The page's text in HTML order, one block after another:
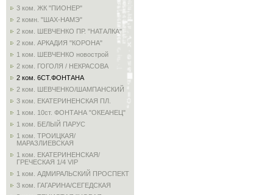
3 ком. ЖК "ПИОНЕР"
2 комн. "ШАХ-НАМЭ"
2 ком. ШЕВЧЕНКО ПР. "НАТАЛКА"
2 ком. АРКАДИЯ "КОРОНА"
1 ком. ШЕВЧЕНКО новострой
2 ком. ГОГОЛЯ / НЕКРАСОВА
2 ком. 6СТ.ФОНТАНА
2 ком. ШЕВЧЕНКО/ШАМПАНСКИЙ
3 ком. ЕКАТЕРИНЕНСКАЯ ПЛ.
1 ком. 10ст. ФОНТАНА "ОКЕАНЕЦ"
1 ком. БЕЛЫЙ ПАРУС
1 ком. ТРОИЦКАЯ/
МАРАЗЛИЕВСКАЯ
1 ком. ЕКАТЕРИНЕНСКАЯ/
ГРЕЧЕСКАЯ 1/4 VIP
1 ком. АДМИРАЛЬСКИЙ ПРОСПЕКТ
3 ком. ГАГАРИНА/СЕГЕДСКАЯ